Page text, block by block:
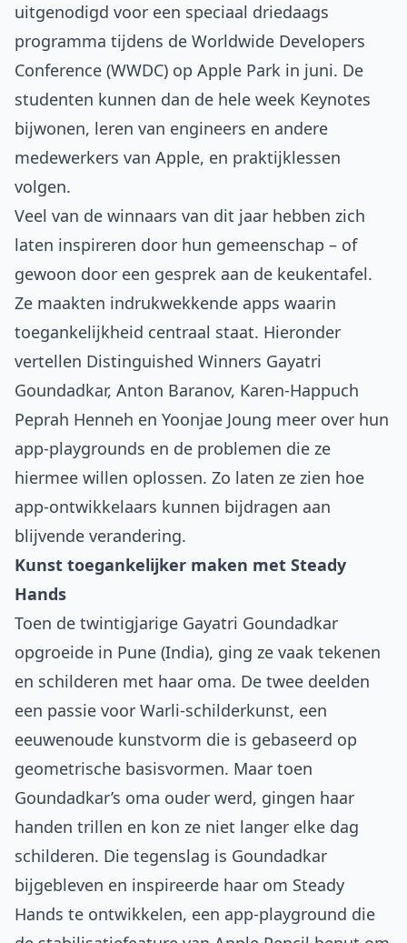
uitgenodigd voor een speciaal driedaags
programma tijdens de Worldwide Developers
Conference (WWDC) op Apple Park in juni. De
studenten kunnen dan de hele week Keynotes
bijwonen, leren van engineers en andere
medewerkers van Apple, en praktijklessen
volgen.
Veel van de winnaars van dit jaar hebben zich
laten inspireren door hun gemeenschap – of
gewoon door een gesprek aan de keukentafel.
Ze maakten indrukwekkende apps waarin
toegankelijkheid centraal staat. Hieronder
vertellen Distinguished Winners Gayatri
Goundadkar, Anton Baranov, Karen-Happuch
Peprah Henneh en Yoonjae Joung meer over hun
app-playgrounds en de problemen die ze
hiermee willen oplossen. Zo laten ze zien hoe
app-ontwikkelaars kunnen bijdragen aan
blijvende verandering.
Kunst toegankelijker maken met Steady
Hands
Toen de twintigjarige Gayatri Goundadkar
opgroeide in Pune (India), ging ze vaak tekenen
en schilderen met haar oma. De twee deelden
een passie voor Warli-schilderkunst, een
eeuwenoude kunstvorm die is gebaseerd op
geometrische basisvormen. Maar toen
Goundadkar’s oma ouder werd, gingen haar
handen trillen en kon ze niet langer elke dag
schilderen. Die tegenslag is Goundadkar
bijgebleven en inspireerde haar om Steady
Hands te ontwikkelen, een app-playground die